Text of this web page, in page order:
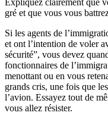
gré et que vous vous
Si les agents de
et ont l’intention de voler
sécurité”, vous devez
fonctionnaires de
menottant ou en vous
grands cris, une fois que
l’avion. Essayez tout de
vous allez résister.